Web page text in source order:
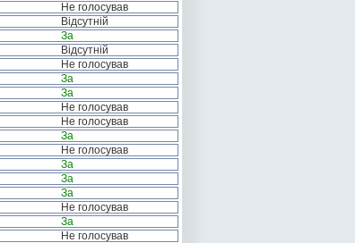
Не голосував
Відсутній
За
Відсутній
Не голосував
За
За
Не голосував
Не голосував
За
Не голосував
За
За
За
Не голосував
За
Не голосував